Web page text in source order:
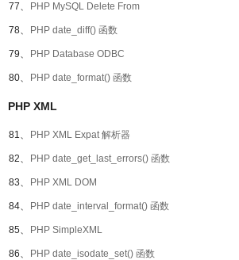
77、 PHP MySQL Delete From
78、 PHP date_diff() 函数
79、 PHP Database ODBC
80、 PHP date_format() 函数
PHP XML
81、 PHP XML Expat 解析器
82、 PHP date_get_last_errors() 函数
83、 PHP XML DOM
84、 PHP date_interval_format() 函数
85、 PHP SimpleXML
86、 PHP date_isodate_set() 函数